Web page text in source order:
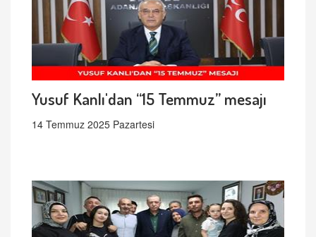
Yusuf Kanlı'dan “15 Temmuz” mesajı
14 Temmuz 2025 Pazartesi